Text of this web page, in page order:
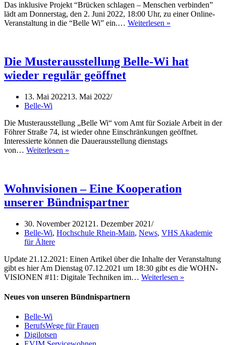
Das inklusive Projekt “Brücken schlagen – Menschen verbinden”
lädt am Donnerstag, den 2. Juni 2022, 18:00 Uhr, zu einer Online-
Veranstaltung in die “Belle Wi” ein.… Weiterlesen »
verbinden
Die Musterausstellung Belle-Wi hat
wieder regulär geöffnet
13. Mai 202213. Mai 2022
Belle-Wi
Die Musterausstellung „Belle Wi“ vom Amt für Soziale Arbeit in der
Föhrer Straße 74, ist wieder ohne Einschränkungen geöffnet.
Interessierte können die Dauerausstellung dienstags
von… Weiterlesen »
hat
wieder
regulär
Wohnvisionen – Eine Kooperation
unserer Bündnispartner
30. November 2021 21. Dezember 2021
Belle-Wi, Hochschule Rhein-Main, News, VHS Akademie
für Ältere
Update 21.12.2021: Einen Artikel über die Inhalte der Veranstaltung
gibt es hier Am Dienstag 07.12.2021 um 18:30 gibt es die WOHN-
VISIONEN #11: Digitale Techniken im… Weiterlesen »
Neues von unseren Bündnispartnern
Belle-Wi
BerufsWege für Frauen
Digilotsen